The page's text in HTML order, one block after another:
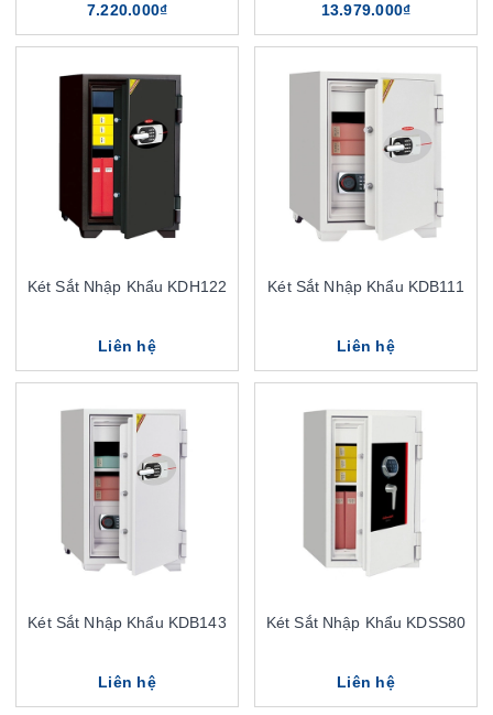
7.220.000₫ 13.979.000₫
Két Sắt Nhập Khẩu KDH122
Liên hệ
Két Sắt Nhập Khẩu KDB111
Liên hệ
Két Sắt Nhập Khẩu KDB143
Liên hệ
Két Sắt Nhập Khẩu KDSS80
Liên hệ